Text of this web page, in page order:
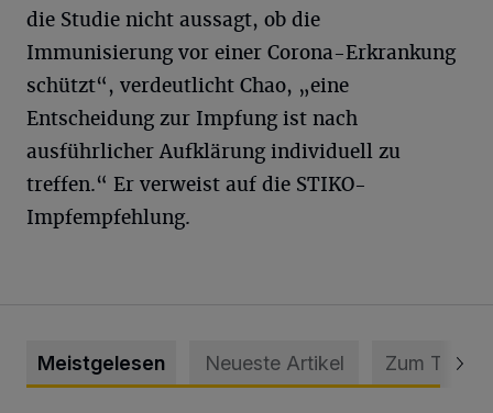
die Studie nicht aussagt, ob die
Immunisierung vor einer Corona-Erkrankung
schützt“, verdeutlicht Chao, „eine
Entscheidung zur Impfung ist nach
ausführlicher Aufklärung individuell zu
treffen.“ Er verweist auf die STIKO-
Impfempfehlung.
Meistgelesen Neueste Artikel Zum Thema